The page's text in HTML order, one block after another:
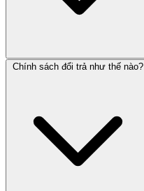
Chính sách đổi trả như thế nào?